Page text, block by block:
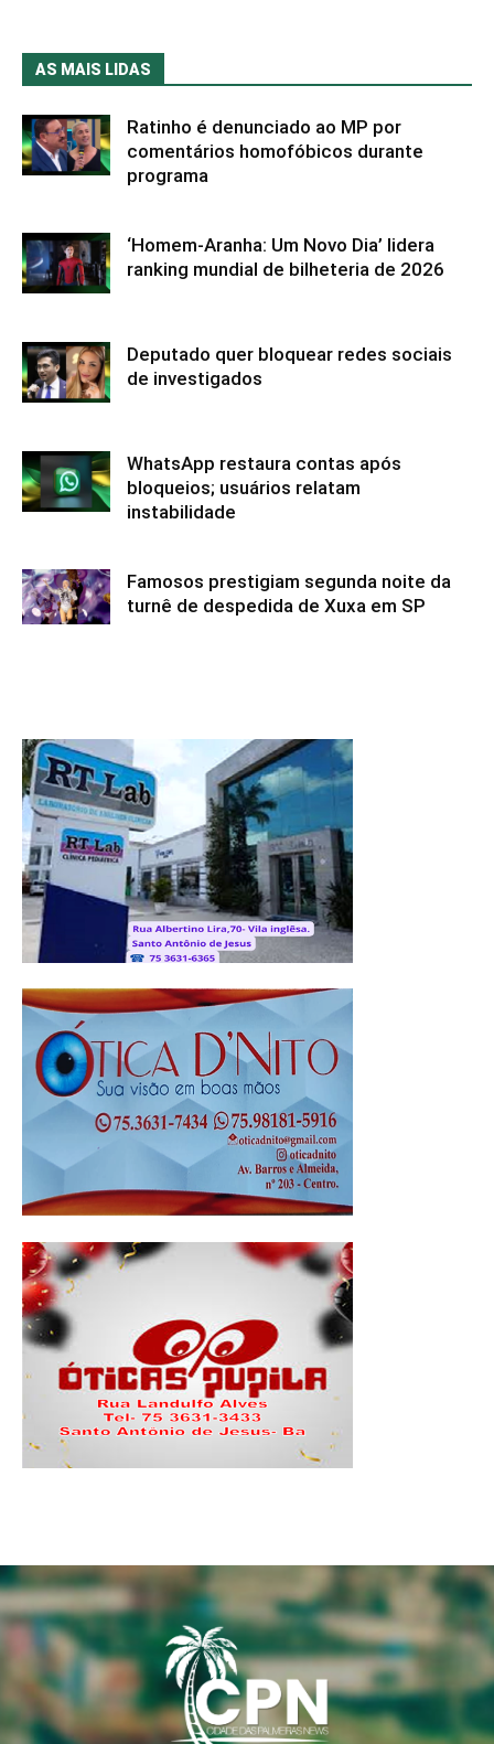
AS MAIS LIDAS
Ratinho é denunciado ao MP por
comentários homofóbicos durante
programa
‘Homem-Aranha: Um Novo Dia’ lidera
ranking mundial de bilheteria de 2026
Deputado quer bloquear redes sociais
de investigados
WhatsApp restaura contas após
bloqueios; usuários relatam
instabilidade
Famosos prestigiam segunda noite da
turnê de despedida de Xuxa em SP